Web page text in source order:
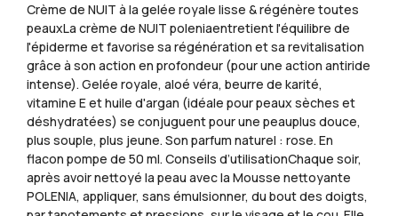
Crème de NUIT à la gelée royale lisse & régénère toutes
peauxLa crème de NUIT poleniaentretient l'équilibre de
l'épiderme et favorise sa régénération et sa revitalisation
grâce à son action en profondeur (pour une action antiride
intense). Gelée royale, aloé véra, beurre de karité,
vitamine E et huile d'argan (idéale pour peaux sèches et
déshydratées) se conjuguent pour une peauplus douce,
plus souple, plus jeune. Son parfum naturel : rose. En
flacon pompe de 50 ml. Conseils d’utilisationChaque soir,
après avoir nettoyé la peau avec la Mousse nettoyante
POLENIA, appliquer, sans émulsionner, du bout des doigts,